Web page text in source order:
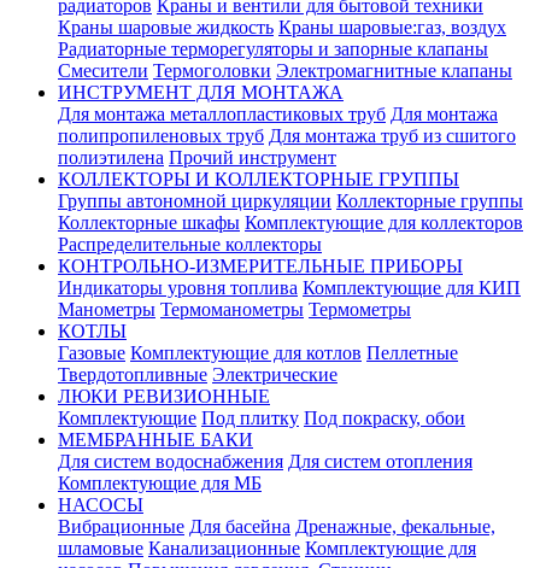
радиаторов Краны и вентили для бытовой техники
Краны шаровые жидкость Краны шаровые:газ, воздух
Радиаторные терморегуляторы и запорные клапаны
Смесители Термоголовки Электромагнитные клапаны
ИНСТРУМЕНТ ДЛЯ МОНТАЖА
Для монтажа металлопластиковых труб Для монтажа
полипропиленовых труб Для монтажа труб из сшитого
полиэтилена Прочий инструмент
КОЛЛЕКТОРЫ И КОЛЛЕКТОРНЫЕ ГРУППЫ
Группы автономной циркуляции Коллекторные группы
Коллекторные шкафы Комплектующие для коллекторов
Распределительные коллекторы
КОНТРОЛЬНО-ИЗМЕРИТЕЛЬНЫЕ ПРИБОРЫ
Индикаторы уровня топлива Комплектующие для КИП
Манометры Термоманометры Термометры
КОТЛЫ
Газовые Комплектующие для котлов Пеллетные
Твердотопливные Электрические
ЛЮКИ РЕВИЗИОННЫЕ
Комплектующие Под плитку Под покраску, обои
МЕМБРАННЫЕ БАКИ
Для систем водоснабжения Для систем отопления
Комплектующие для МБ
НАСОСЫ
Вибрационные Для басейна Дренажные, фекальные,
шламовые Канализационные Комплектующие для